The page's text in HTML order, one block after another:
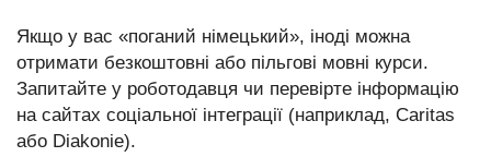
Якщо у вас «поганий німецький», іноді можна
отримати безкоштовні або пільгові мовні курси.
Запитайте у роботодавця чи перевірте інформацію
на сайтах соціальної інтеграції (наприклад, Caritas
або Diakonie).